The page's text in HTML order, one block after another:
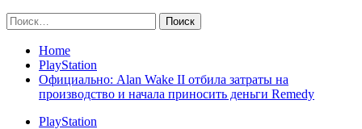
Найти:
Home
PlayStation
Официально: Alan Wake II отбила затраты на
производство и начала приносить деньги Remedy
PlayStation